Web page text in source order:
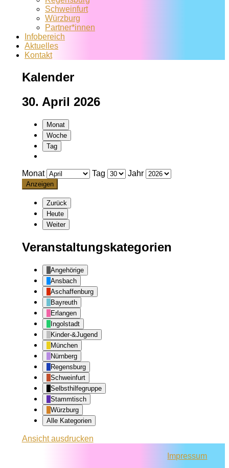
Schweinfurt
Würzburg
Partner*innen
Infobereich
Aktuelles
Kontakt
Kalender
30. April 2026
Monat
Woche
Tag
Monat Tag Jahr
Zurück
Heute
Weiter
Veranstaltungskategorien
Angehörige
Ansbach
Aschaffenburg
Bayreuth
Erlangen
Ingolstadt
Kinder-&Jugend
München
Nürnberg
Regensburg
Schweinfurt
Selbsthilfegruppe
Stammtisch
Würzburg
Alle Kategorien
Ansichtausdrucken
Impressum